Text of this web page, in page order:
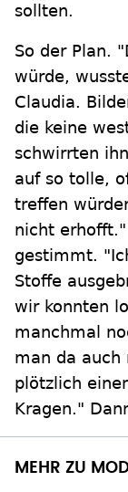
sollten.
So der Plan.
würde,
Claudia.
die keine
schwirrten
auf so tolle,
treffen
nicht
gestimmt.
Stoffe
wir konnten
manchmal
man da auch
plötzlich
Kragen."
MEHR ZU